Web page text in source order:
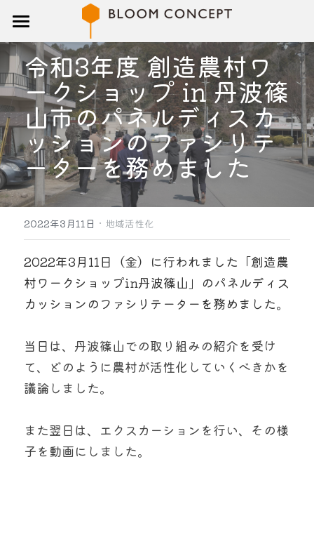
トップ
研修
講師
ブログ
企業概要
お問い合わせ
検索
令和3年度 創造農村ワ
ークショップ in 丹波篠
山市のパネルディスカ
ッションのファシリテ
ーターを務めました
2022年3月11日 · 地域活性化
2022年3月11日（金）に行われました「創造農
村ワークショップin丹波篠山」のパネルディス
カッションのファシリテーターを務めました。
当日は、丹波篠山での取り組みの紹介を受け
て、どのように農村が活性化していくべきかを
議論しました。
また翌日は、エクスカーションを行い、その様
子を動画にしました。